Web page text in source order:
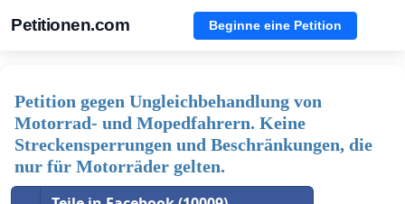
Petitionen.com Beginne eine Petition
Petition gegen Ungleichbehandlung von
Motorrad- und Mopedfahrern. Keine
Streckensperrungen und Beschränkungen, die
nur für Motorräder gelten.